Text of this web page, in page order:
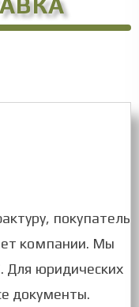
покупатель
компании. Мы
юридических
документы.